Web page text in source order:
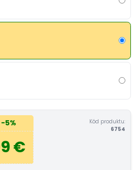
-5%
€
Kód produktu:
6754